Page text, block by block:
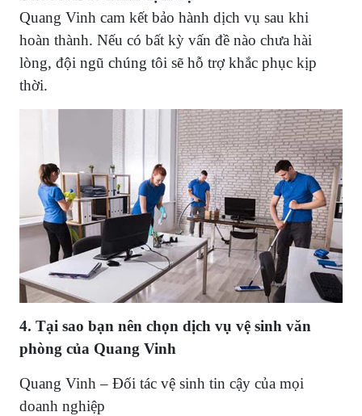
Quang Vinh cam kết bảo hành dịch vụ sau khi
hoàn thành. Nếu có bất kỳ vấn đề nào chưa hài
lòng, đội ngũ chúng tôi sẽ hỗ trợ khắc phục kịp
thời.
4. Tại sao bạn nên chọn dịch vụ vệ sinh văn
phòng của Quang Vinh
Quang Vinh – Đối tác vệ sinh tin cậy của mọi
doanh nghiệp